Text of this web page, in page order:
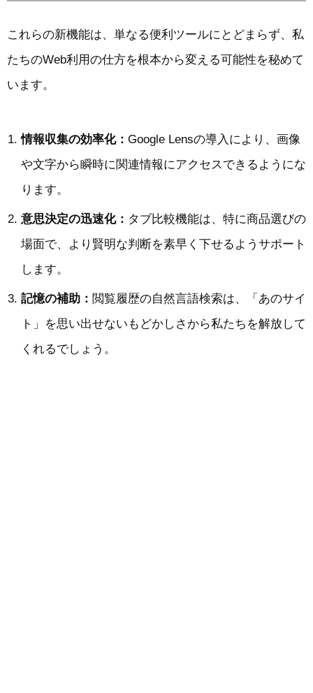
これらの新機能は、単なる便利ツールにとどまらず、私
たちのWeb利用の仕方を根本から変える可能性を秘めて
います。
情報収集の効率化： Google Lensの導入により、画像
や文字から瞬時に関連情報にアクセスできるようにな
ります。
意思決定の迅速化： タブ比較機能は、特に商品選びの
場面で、より賢明な判断を素早く下せるようサポート
します。
記憶の補助： 閲覧履歴の自然言語検索は、「あのサイ
ト」を思い出せないもどかしさから私たちを解放して
くれるでしょう。